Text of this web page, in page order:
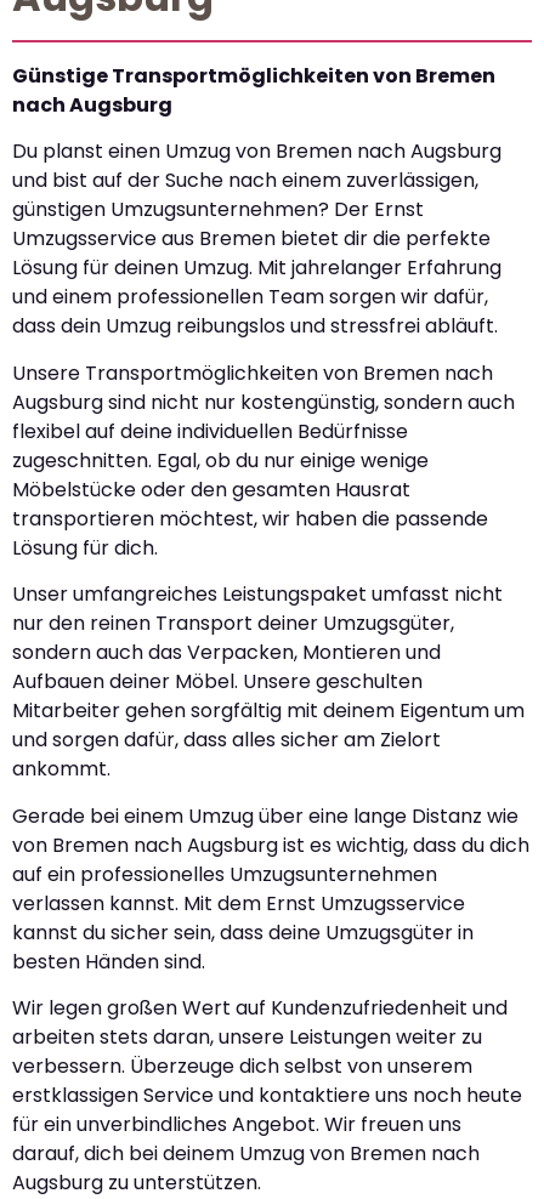
Günstige Transportmöglichkeiten von Bremen
nach Augsburg
Du planst einen Umzug von Bremen nach Augsburg
und bist auf der Suche nach einem zuverlässigen,
günstigen Umzugsunternehmen? Der Ernst
Umzugsservice aus Bremen bietet dir die perfekte
Lösung für deinen Umzug. Mit jahrelanger Erfahrung
und einem professionellen Team sorgen wir dafür,
dass dein Umzug reibungslos und stressfrei abläuft.
Unsere Transportmöglichkeiten von Bremen nach
Augsburg sind nicht nur kostengünstig, sondern auch
flexibel auf deine individuellen Bedürfnisse
zugeschnitten. Egal, ob du nur einige wenige
Möbelstücke oder den gesamten Hausrat
transportieren möchtest, wir haben die passende
Lösung für dich.
Unser umfangreiches Leistungspaket umfasst nicht
nur den reinen Transport deiner Umzugsgüter,
sondern auch das Verpacken, Montieren und
Aufbauen deiner Möbel. Unsere geschulten
Mitarbeiter gehen sorgfältig mit deinem Eigentum um
und sorgen dafür, dass alles sicher am Zielort
ankommt.
Gerade bei einem Umzug über eine lange Distanz wie
von Bremen nach Augsburg ist es wichtig, dass du dich
auf ein professionelles Umzugsunternehmen
verlassen kannst. Mit dem Ernst Umzugsservice
kannst du sicher sein, dass deine Umzugsgüter in
besten Händen sind.
Wir legen großen Wert auf Kundenzufriedenheit und
arbeiten stets daran, unsere Leistungen weiter zu
verbessern. Überzeuge dich selbst von unserem
erstklassigen Service und kontaktiere uns noch heute
für ein unverbindliches Angebot. Wir freuen uns
darauf, dich bei deinem Umzug von Bremen nach
Augsburg zu unterstützen.